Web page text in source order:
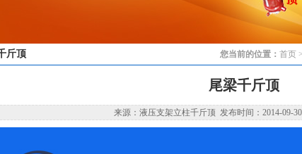
您当前的位置： 首页
斤顶
尾梁千斤顶
来源：液压支架立柱千斤顶 发布时间：2014-09-